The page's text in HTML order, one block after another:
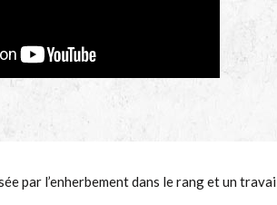
par l’enherbement dans le rang et un